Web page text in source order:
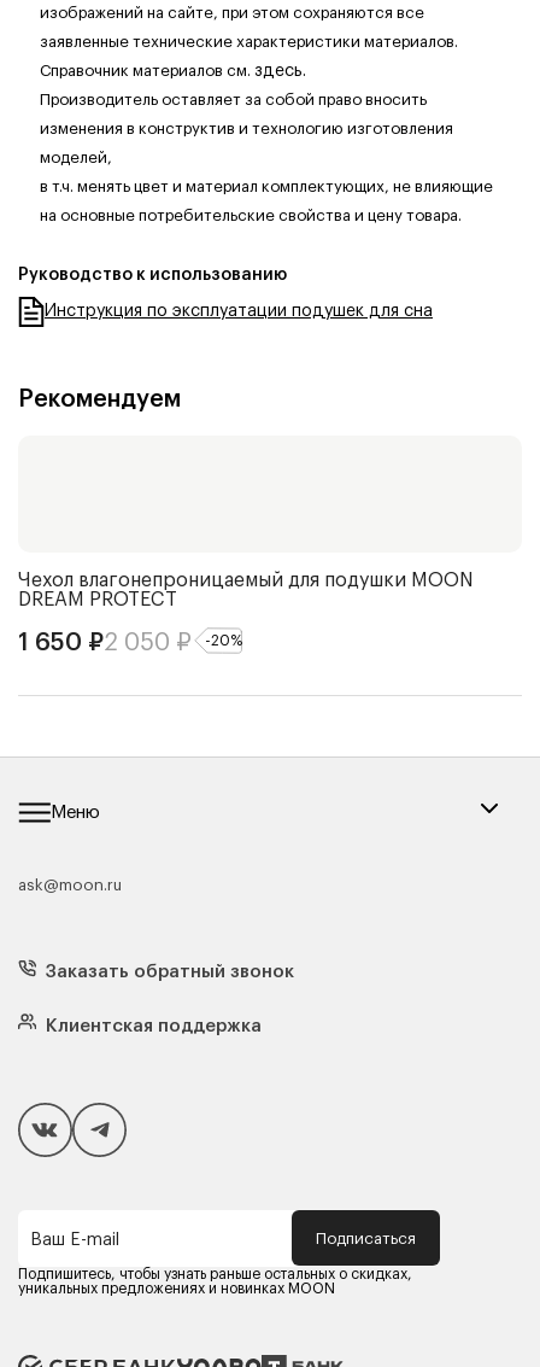
изображений на сайте, при этом сохраняются все
заявленные технические характеристики материалов.
Справочник материалов см. здесь.
Производитель оставляет за собой право вносить
изменения в конструктив и технологию изготовления
моделей,
в т.ч. менять цвет и материал комплектующих, не влияющие
на основные потребительские свойства и цену товара.
Руководство к использованию
Инструкция по эксплуатации подушек для сна
Рекомендуем
Чехол влагонепроницаемый для подушки MOON
DREAM PROTECT
1 650 ₽2 050 ₽ -20%
Меню
Каталог мебели
Кресла
Матрасы
Подушки
Чехлы и наматрасники
Покупателям
Способы оплаты
Компания MOON
Оферта
Политика конфиденциальности
Карьера в MOON
ask@moon.ru
Заказать обратный звонок
Клиентская поддержка
Ваш E-mail Подписаться
Подпишитесь, чтобы узнать раньше остальных о скидках,
уникальных предложениях и новинках MOON